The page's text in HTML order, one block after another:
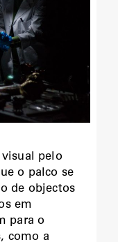
pelo
o palco se
de objectos
em
para o
como a